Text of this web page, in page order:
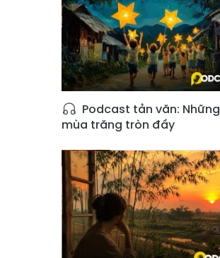
Podcast tản văn: Những
mùa trăng tròn đầy